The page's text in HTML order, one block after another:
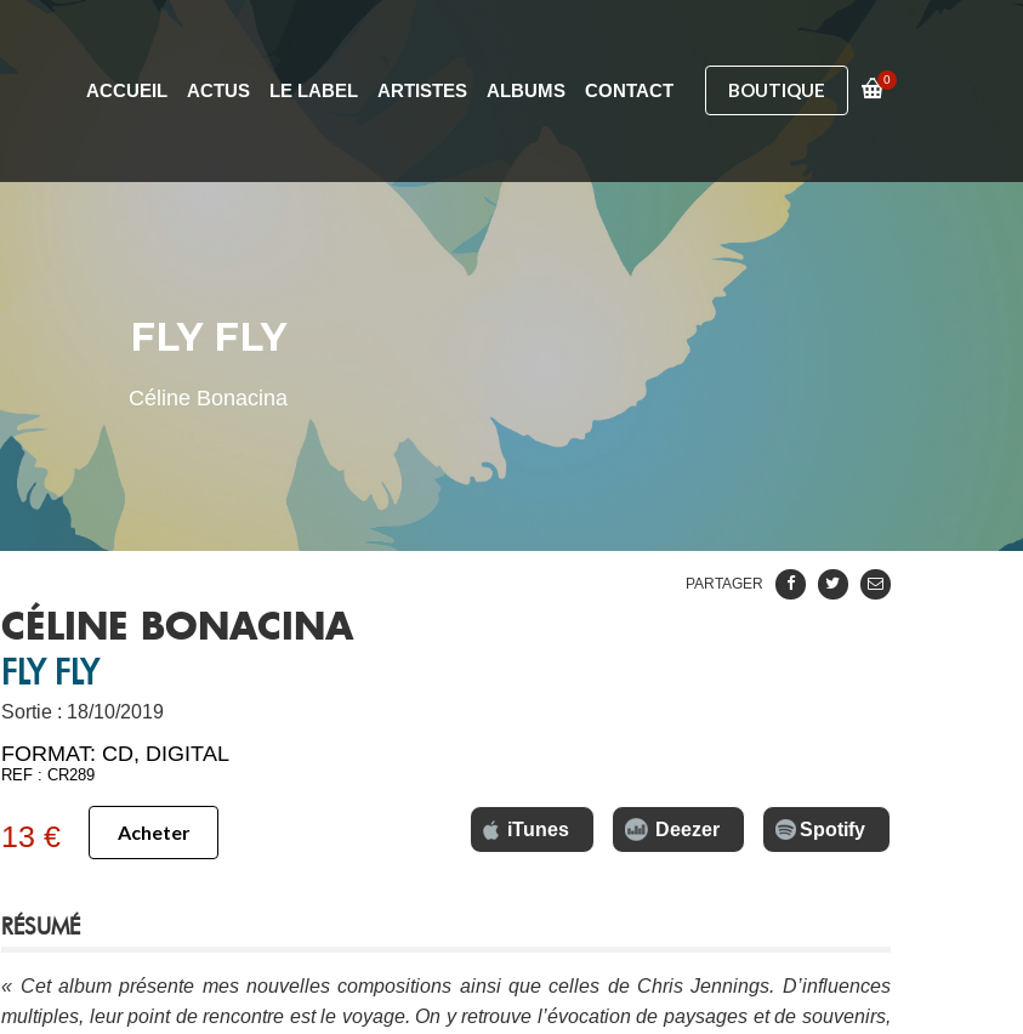
ACCUEIL ACTUS LE LABEL ARTISTES ALBUMS CONTACT BOUTIQUE 0
FLY FLY
Céline Bonacina
PARTAGER
CÉLINE BONACINA
FLY FLY
Sortie : 18/10/2019
FORMAT: CD, DIGITAL
REF : CR289
13 € Acheter iTunes Deezer Spotify
RÉSUMÉ
« Cet album présente mes nouvelles compositions ainsi que celles de Chris Jennings. D’influences
multiples, leur point de rencontre est le voyage. On y retrouve l’évocation de paysages et de souvenirs,